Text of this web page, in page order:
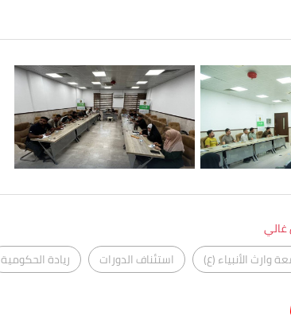
وارث الأنبياء (ع) استئناف الدورات ريادة الحكومية